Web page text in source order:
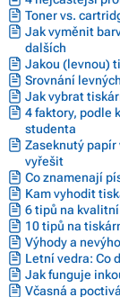
Toner vs.
Jak vyměnit
dalších
Jakou (levnou)
Srovnání
Jak vybrat
4 faktory, podle
studenta
Zaseknutý papír
vyřešit
Co znamenají
Kam vyhodit
6 tipů na
10 tipů na
Výhody a
Letní vedra: Co
Jak funguje
Včasná a